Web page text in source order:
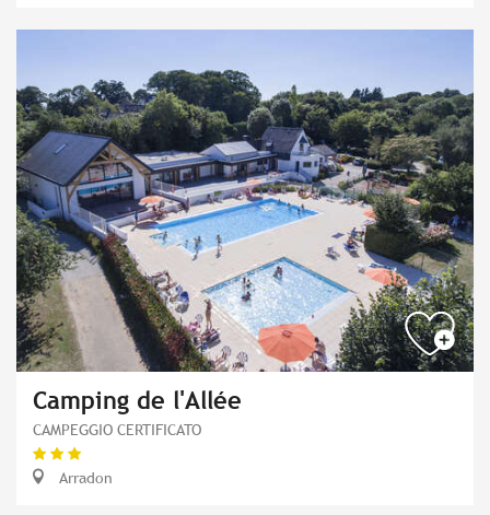
Camping de l'Allée
CAMPEGGIO CERTIFICATO
Arradon